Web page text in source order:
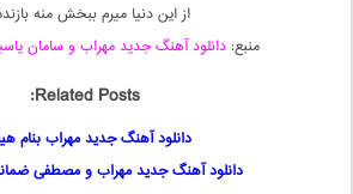
از این دنیا میرم ببخش منه
منبع: دانلود آهنگ جدید مهراب و سامان
Related Posts:
دانلود آهنگ جدید مهراب بنام
دانلود آهنگ جدید مهراب و مصطفی